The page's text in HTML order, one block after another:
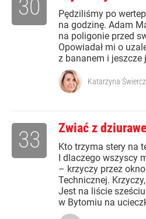
Pędziliśmy po
na godzinę. Adam
na poligonie przed
Opowiadał mi o
z bananem i jeszcze
30
Katarzyna
Zwiać z
Kto trzyma stery na
I dlaczego wszyscy
– krzyczy przez
Technicznej.
Jest na liście
w Bytomiu na
33